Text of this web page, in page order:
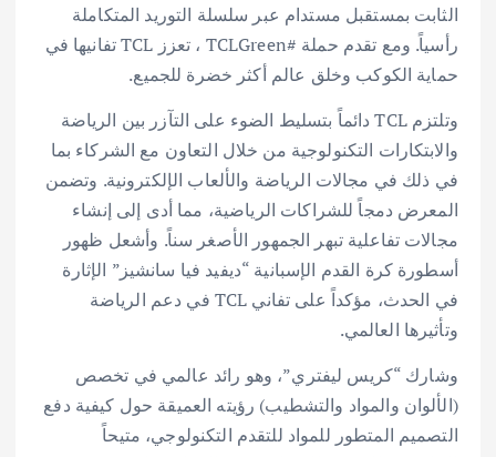
الثابت بمستقبل مستدام عبر سلسلة التوريد المتكاملة
رأسياً. ومع تقدم حملة #TCLGreen ، تعزز TCL تفانيها في
حماية الكوكب وخلق عالم أكثر خضرة للجميع.
وتلتزم TCL دائماً بتسليط الضوء على التآزر بين الرياضة
والابتكارات التكنولوجية من خلال التعاون مع الشركاء بما
في ذلك في مجالات الرياضة والألعاب الإلكترونية. وتضمن
المعرض دمجاً للشراكات الرياضية، مما أدى إلى إنشاء
مجالات تفاعلية تبهر الجمهور الأصغر سناً. وأشعل ظهور
أسطورة كرة القدم الإسبانية “ديفيد فيا سانشيز” الإثارة
في الحدث، مؤكداً على تفاني TCL في دعم الرياضة
وتأثيرها العالمي.
وشارك “كريس ليفتري”، وهو رائد عالمي في تخصص
(الألوان والمواد والتشطيب) رؤيته العميقة حول كيفية دفع
التصميم المتطور للمواد للتقدم التكنولوجي، متيحاً